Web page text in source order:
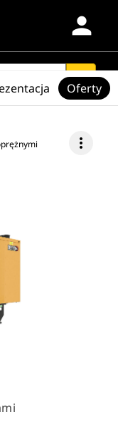
person
search
more_vert
Oferty